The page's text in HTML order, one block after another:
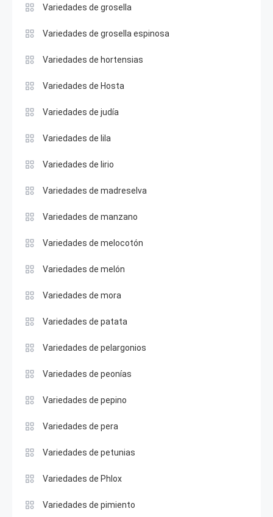
Variedades de grosella
Variedades de grosella espinosa
Variedades de hortensias
Variedades de Hosta
Variedades de judía
Variedades de lila
Variedades de lirio
Variedades de madreselva
Variedades de manzano
Variedades de melocotón
Variedades de melón
Variedades de mora
Variedades de patata
Variedades de pelargonios
Variedades de peonías
Variedades de pepino
Variedades de pera
Variedades de petunias
Variedades de Phlox
Variedades de pimiento